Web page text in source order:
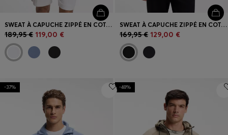
SWEAT À CAPUCHE ZIPPÉ EN COTON MÉLANGÉ À DÉTAILS PASSEPOILÉS
189,95 € 119,00 €
SWEAT À CAPUCHE ZIPPÉ EN COTON STRETCH AVEC LOGO IMPRIMÉ
169,95 € 129,00 €
-37% -48%